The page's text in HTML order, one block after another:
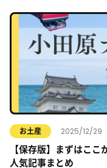
お土産 2025/12/29
【保存版】まずはここ
人気記事まとめ